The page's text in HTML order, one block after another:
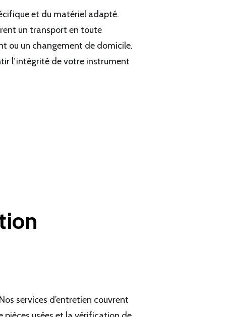
et du matériel adapté.
un transport en toute
ou un changement de domicile.
l’intégrité de votre instrument
services d’entretien couvrent